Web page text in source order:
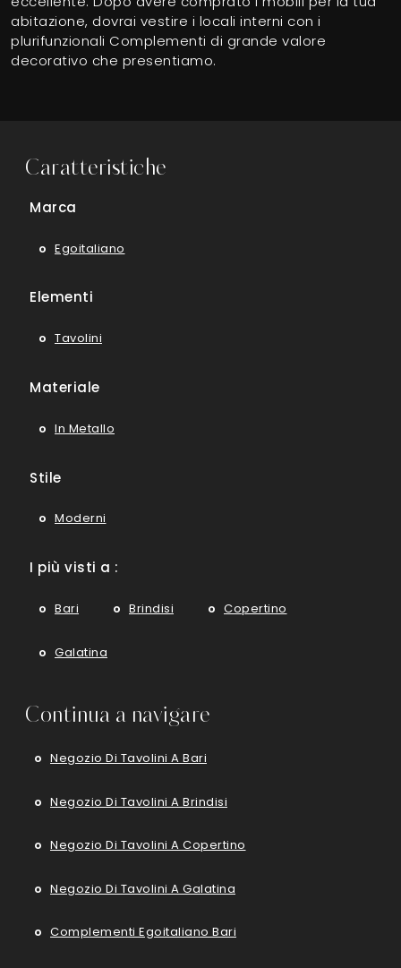
abitazione, dovrai vestire i locali interni con i
plurifunzionali Complementi di grande valore
decorativo che presentiamo.
Caratteristiche
Marca
Egoitaliano
Elementi
Tavolini
Materiale
In Metallo
Stile
Moderni
I più visti a :
Bari Brindisi Copertino
Galatina
Continua a navigare
Negozio Di Tavolini A Bari
Negozio Di Tavolini A Brindisi
Negozio Di Tavolini A Copertino
Negozio Di Tavolini A Galatina
Complementi Egoitaliano Bari